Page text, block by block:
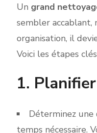
Un grand
sembler accablant,
organisation, il
Voici les étapes
1.
Déterminez une
temps nécessaire.